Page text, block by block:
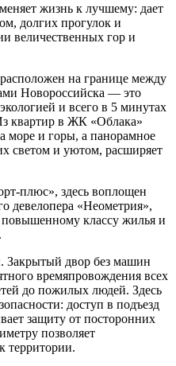
жизнь к лучшему: дает
долгих прогулок и
величественных гор и
на границе между
Новороссийска — это
и всего в 5 минутах
квартир в ЖК «Облака»
море и горы, а панорамное
светом и уютом, расширяет
плюс», здесь воплощен
девелопера «Неометрия»,
классу жилья и
Закрытый двор без машин
времяпровождения всех
до пожилых людей. Здесь
доступ в подъезд
защиту от посторонних
позволяет
территории.